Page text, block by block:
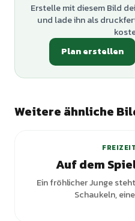
Erstelle mit diesem Bild
und lade ihn als
Plan erstellen
Weitere ähnliche
Auf dem
Ein fröhlicher Junge
Schaukeln,